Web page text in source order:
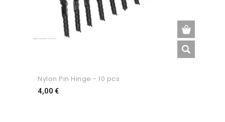
Nylon Pin Hinge - 10 pcs
4,00 €Preço